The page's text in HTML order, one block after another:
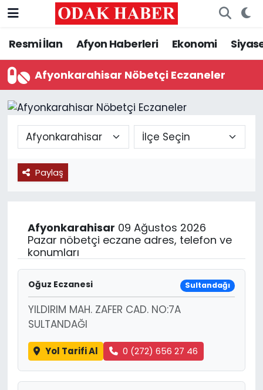
Resmi İlan Afyon Haberleri Ekonomi
Afyonkarahisar Nöbetçi Eczaneler
Paylaş
Afyonkarahisar 09 Ağustos 2026
Pazar nöbetçi eczane adres, telefon ve
konumları
Oğuz Eczanesi Sultandağı
YILDIRIM MAH. ZAFER CAD. NO:7A
SULTANDAĞI
Yol Tarifi Al 0 (272) 656 27 46
AFYONKARAHİSAR HABERLERİ
Resmi İlan
ASAYİŞ
GÜNCEL
SİYASET
MAGAZİN
SAĞLIK
SPOR
11:11 MANŞET
Nöbetçi Eczaneler
Hava Durumu
Trafik Durumu
Süper Lig Puan Durumu ve Fikstür
Tüm Manşetler
Haber Arşivi